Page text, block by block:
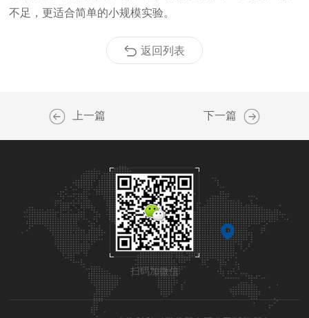
不足，更适合简单的小规模实验。
返回列表
上一篇 下一篇
扫码加微信